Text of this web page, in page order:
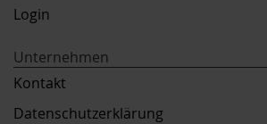
Login
Unternehmen
Kontakt
Datenschutzerklärung